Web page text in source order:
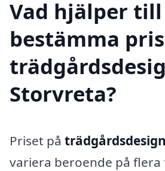
Vad hjälper
bestämma
Storvreta?
Priset på
variera beroende på